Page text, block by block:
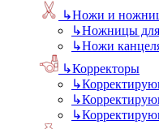
↳Ножи и
↳Ножницы для
↳Ножи
↳Корректоры
↳
↳
↳